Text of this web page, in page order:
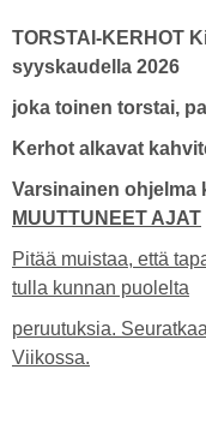
TORSTAI-KERHOT
syyskaudella 2026
joka toinen torstai,
Kerhot alkavat
Varsinainen ohjelma
MUUTTUNEET AJAT
Pitää muistaa, että
tulla kunnan puolelta
peruutuksia.
Viikossa.